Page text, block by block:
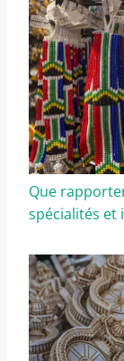
Que
spécialités et